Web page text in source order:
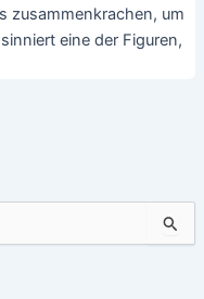
zusammenkrachen, um
eine der Figuren,